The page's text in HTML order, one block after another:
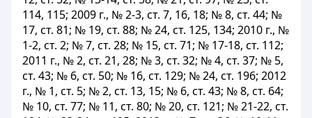
114, 115; 2009 г., № 2-3, ст. 7, 16, 18; № 8, ст. 44; №
17, ст. 81; № 19, ст. 88; № 24, ст. 125, 134; 2010 г., №
1-2, ст. 2; № 7, ст. 28; № 15, ст. 71; № 17-18, ст. 112;
2011 г., № 2, ст. 21, 28; № 3, ст. 32; № 4, ст. 37; № 5,
ст. 43; № 6, ст. 50; № 16, ст. 129; № 24, ст. 196; 2012
г., № 1, ст. 5; № 2, ст. 13, 15; № 6, ст. 43; № 8, ст. 64;
№ 10, ст. 77; № 11, ст. 80; № 20, ст. 121; № 21-22, ст.